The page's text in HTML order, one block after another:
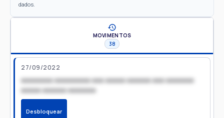
dados.
MOVIMENTOS
38
27/09/2022
xxxxxxxx xxxxxxxxx xxx xxxxx xxxxxx xxx xxxxxxx
xxxxx xxxxxx xxxxxxx
Desbloquear